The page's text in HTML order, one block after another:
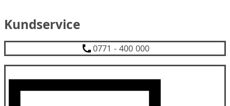
Kundservice
0771 - 400 000